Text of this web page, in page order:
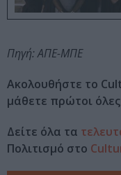
Πηγή: ΑΠΕ-ΜΠΕ
Ακολουθήστε το
μάθετε πρώτοι όλες
Δείτε όλα τα
Πολιτισμό στο